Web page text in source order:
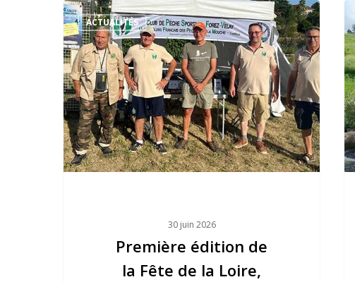
ACTUALITÉS
Première
édition
de
la
Fête
de
la
Loire,
avec
le
30 juin 2026
Première édition de
la Fête de la Loire,